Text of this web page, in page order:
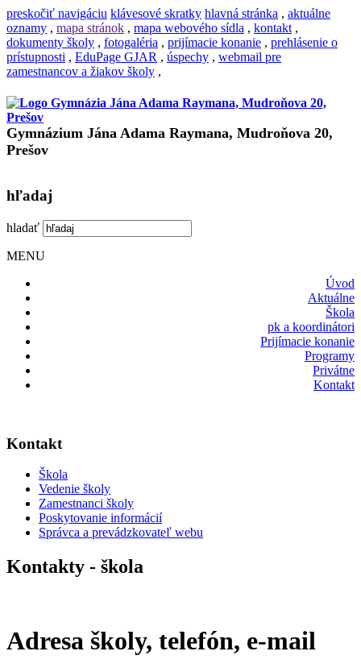
preskočiť navigáciu klávesové skratky hlavná stránka , aktuálne
oznamy , mapa stránok , mapa webového sídla , kontakt ,
dokumenty školy , fotogaléria , prijímacie konanie , prehlásenie o
prístupnosti , EduPage GJAR , úspechy , webmail pre
zamestnancov a žiakov školy ,
Gymnázium Jána Adama Raymana, Mudroňova 20,
Prešov
hľadaj
hladať
MENU
Úvod
Aktuálne
Škola
pk a koordinátori
Prijímacie konanie
Programy
Privátne
Kontakt
Kontakt
Škola
Vedenie školy
Zamestnanci školy
Poskytovanie informácií
Správca a prevádzkovateľ webu
Kontakty - škola
Adresa školy, telefón, e-mail